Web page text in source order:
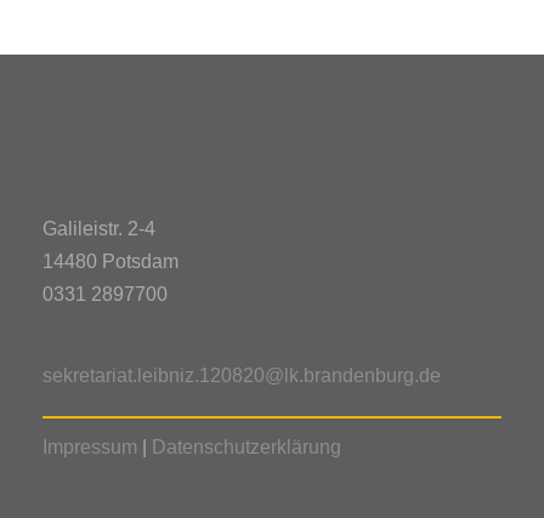
Galileistr. 2-4
14480 Potsdam
0331 2897700
sekretariat.leibniz.120820@lk.brandenburg.de
Impressum Datenschutzerklärung